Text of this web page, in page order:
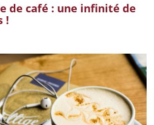
de café : une infinité de
!